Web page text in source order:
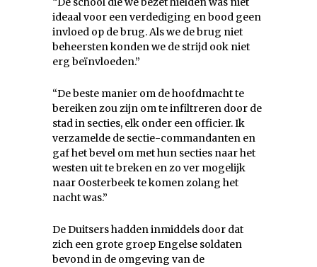
ideaal voor een verdediging en bood geen
invloed op de brug. Als we de brug niet
beheersten konden we de strijd ook niet
erg beïnvloeden.”
“De beste manier om de hoofdmacht te
bereiken zou zijn om te infiltreren door de
stad in secties, elk onder een officier. Ik
verzamelde de sectie-commandanten en
gaf het bevel om met hun secties naar het
westen uit te breken en zo ver mogelijk
naar Oosterbeek te komen zolang het
nacht was.”
De Duitsers hadden inmiddels door dat
zich een grote groep Engelse soldaten
bevond in de omgeving van de